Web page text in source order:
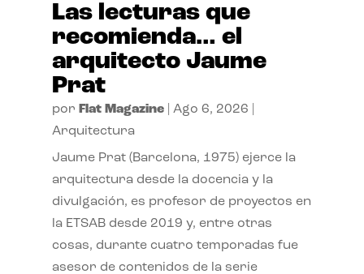
Las lecturas que
recomienda… el
arquitecto Jaume
Prat
por Flat Magazine| Ago 6, 2026
Arquitectura
Jaume Prat (Barcelona, 1975) ejerce la
arquitectura desde la docencia y la
divulgación, es profesor de proyectos en
la ETSAB desde 2019 y, entre otras
cosas, durante cuatro temporadas fue
asesor de contenidos de la serie